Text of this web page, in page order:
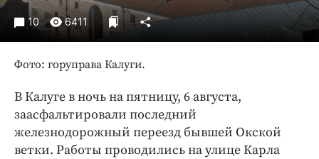
Блоги
Издания
Медиаперсона
Клиника года
Бренд года
Работодатель года
10 6411
Фото: горуправа Калуги.
В Калуге в ночь на пятницу, 6 августа,
заасфальтировали последний
железнодорожный переезд бывшей Окской
ветки. Работы проводились на улице Карла